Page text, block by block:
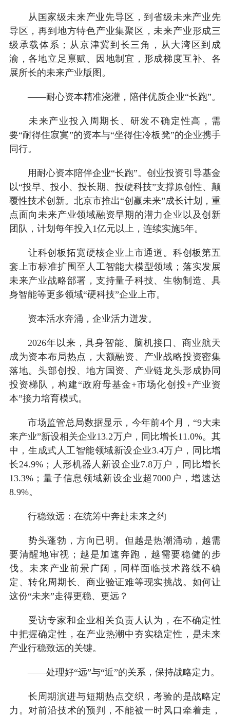
从国家级未来产业先导区，到省级未来产业先
导区，再到地方特色产业集聚区，未来产业形成三
级承载体系；从京津冀到长三角，从大湾区到成
渝，各地立足禀赋、因地制宜，形成梯度互补、各
展所长的未来产业版图。
——耐心资本精准浇灌，陪伴优质企业“长跑”。
未来产业投入周期长、研发不确定性高，需
要“耐得住寂寞”的资本与“坐得住冷板凳”的企业携手
同行。
用耐心资本陪伴企业“长跑”。创业投资引导基金
以“投早、投小、投长期、投硬科技”支撑原创性、颠
覆性技术创新。北京市推出“创赢未来”成长计划，重
点面向未来产业领域融资早期的潜力企业以及创新
团队，计划每年投入1亿元以上，连续实施5年。
让科创板拓宽硬核企业上市通道。科创板第五
套上市标准扩围至人工智能大模型领域；落实发展
未来产业战略部署，支持量子科技、生物制造、具
身智能等更多领域“硬科技”企业上市。
资本活水奔涌，企业活力迸发。
2026年以来，具身智能、脑机接口、商业航天
成为资本布局热点，大额融资、产业战略投资密集
落地。头部创投、地方国资、产业链龙头形成协同
投资梯队，构建“政府母基金+市场化创投+产业资
本”接力培育模式。
市场监管总局数据显示，今年前4个月，“9大未
来产业”新设相关企业13.2万户，同比增长11.0%。其
中，生成式人工智能领域新设企业3.4万户，同比增
长24.9%；人形机器人新设企业7.8万户，同比增长
13.3%；量子信息领域新设企业超7000户，增速达
8.9%。
行稳致远：在统筹中奔赴未来之约
势头蓬勃，方向已明。但越是热潮涌动，越需
要清醒地审视；越是加速奔跑，越需要稳健的步
伐。未来产业前景广阔，同样面临技术路线不确
定、转化周期长、商业验证难等现实挑战。如何让
这份“未来”走得更稳、更远？
受访专家和企业相关负责人认为，在不确定性
中把握确定性，在产业热潮中夯实稳定性，是未来
产业行稳致远的关键。
——处理好“远”与“近”的关系，保持战略定力。
长周期演进与短期热点交织，考验的是战略定
力。对前沿技术的预判，不能被一时风口牵着走，